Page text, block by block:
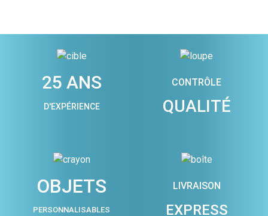
25 ANS
D'EXPÉRIENCE
CONTRÔLE
QUALITÉ
OBJETS
PERSONNALISABLES
LIVRAISON
EXPRESS